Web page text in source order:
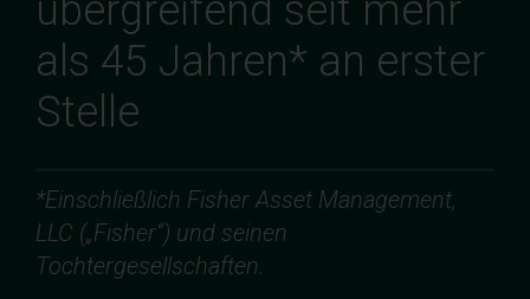
übergreifend seit mehr
als 45 Jahren* an erster
Stelle
*Einschließlich Fisher Asset Management,
LLC („Fisher“) und seinen
Tochtergesellschaften.